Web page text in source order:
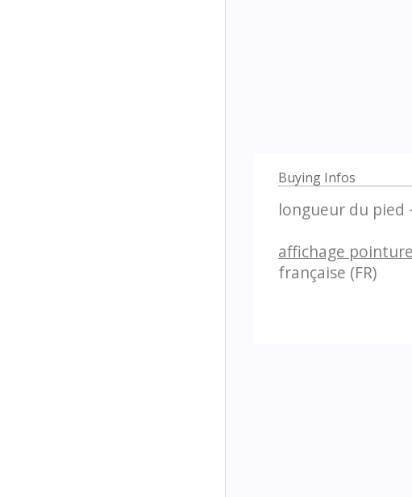
Buying Infos
longueur du pied
affichage
française (FR)